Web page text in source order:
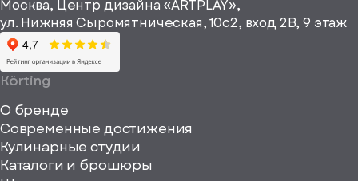
материалы
viewBox="0
0
Москва, Центр дизайна «ARTPLAY»,
ул. Нижняя Сыромятническая, 10с2, вход 2B, 9 этаж
Körting
О бренде
Современные достижения
Кулинарные студии
Каталоги и брошюры